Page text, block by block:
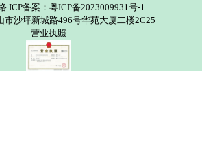
ICP备案：粤ICP备2023009931号-1
市沙坪新城路496号华苑大厦二楼2C25
营业执照